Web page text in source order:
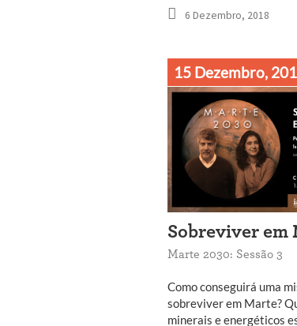
6 Dezembro, 2018
15 Dezembro,
Sobreviver em
Marte 2030: Sessão 3
Como conseguirá uma
sobreviver em Marte?
minerais e energéticos